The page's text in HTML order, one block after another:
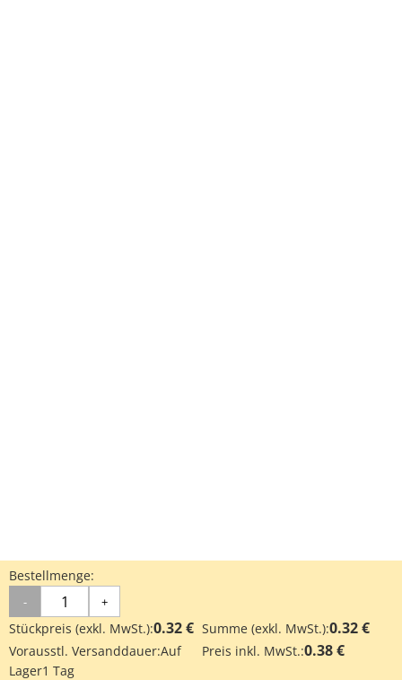
Bestellmenge:
- +
Stückpreis (exkl. MwSt.):0.32 € Summe (exkl. MwSt.):0.32 €
Vorausstl. Versanddauer:Auf
Lager1 Tag
Preis inkl. MwSt.:0.38 €